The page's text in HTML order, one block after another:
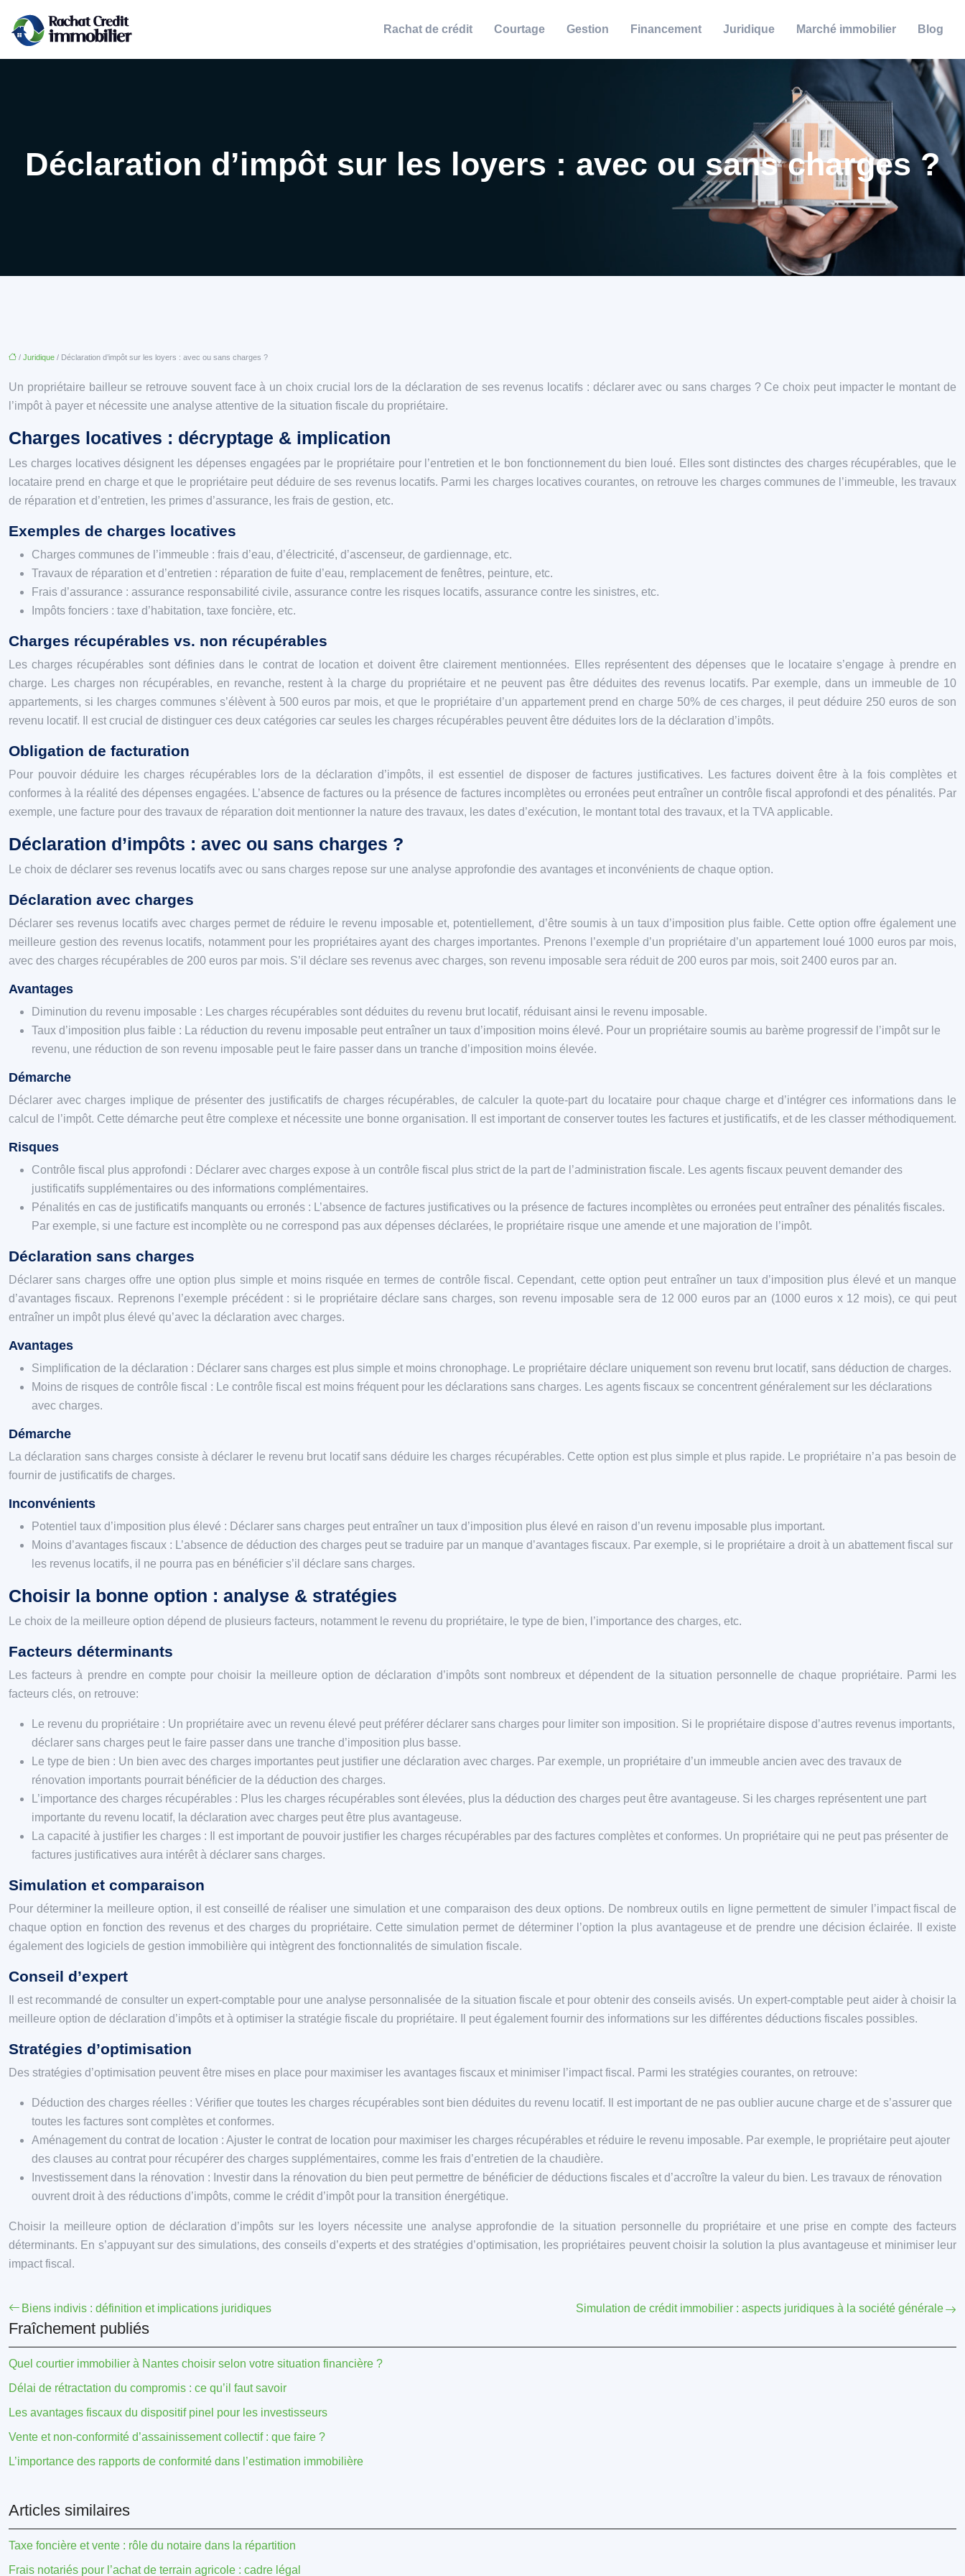
Rachat de crédit Courtage Gestion Financement Juridique Marché immobilier Blog
Déclaration d’impôt sur les loyers : avec ou sans charges ?
/ Juridique / Déclaration d’impôt sur les loyers : avec ou sans charges ?
Un propriétaire bailleur se retrouve souvent face à un choix crucial lors de la déclaration de ses revenus locatifs : déclarer avec ou sans charges ? Ce choix peut impacter le montant de
l’impôt à payer et nécessite une analyse attentive de la situation fiscale du propriétaire.
Charges locatives : décryptage & implication
Les charges locatives désignent les dépenses engagées par le propriétaire pour l’entretien et le bon fonctionnement du bien loué. Elles sont distinctes des charges récupérables, que le
locataire prend en charge et que le propriétaire peut déduire de ses revenus locatifs. Parmi les charges locatives courantes, on retrouve les charges communes de l’immeuble, les travaux
de réparation et d’entretien, les primes d’assurance, les frais de gestion, etc.
Exemples de charges locatives
Charges communes de l’immeuble : frais d’eau, d’électricité, d’ascenseur, de gardiennage, etc.
Travaux de réparation et d’entretien : réparation de fuite d’eau, remplacement de fenêtres, peinture, etc.
Frais d’assurance : assurance responsabilité civile, assurance contre les risques locatifs, assurance contre les sinistres, etc.
Impôts fonciers : taxe d’habitation, taxe foncière, etc.
Charges récupérables vs. non récupérables
Les charges récupérables sont définies dans le contrat de location et doivent être clairement mentionnées. Elles représentent des dépenses que le locataire s’engage à prendre en
charge. Les charges non récupérables, en revanche, restent à la charge du propriétaire et ne peuvent pas être déduites des revenus locatifs. Par exemple, dans un immeuble de 10
appartements, si les charges communes s’élèvent à 500 euros par mois, et que le propriétaire d’un appartement prend en charge 50% de ces charges, il peut déduire 250 euros de son
revenu locatif. Il est crucial de distinguer ces deux catégories car seules les charges récupérables peuvent être déduites lors de la déclaration d’impôts.
Obligation de facturation
Pour pouvoir déduire les charges récupérables lors de la déclaration d’impôts, il est essentiel de disposer de factures justificatives. Les factures doivent être à la fois complètes et
conformes à la réalité des dépenses engagées. L’absence de factures ou la présence de factures incomplètes ou erronées peut entraîner un contrôle fiscal approfondi et des pénalités. Par
exemple, une facture pour des travaux de réparation doit mentionner la nature des travaux, les dates d’exécution, le montant total des travaux, et la TVA applicable.
Déclaration d’impôts : avec ou sans charges ?
Le choix de déclarer ses revenus locatifs avec ou sans charges repose sur une analyse approfondie des avantages et inconvénients de chaque option.
Déclaration avec charges
Déclarer ses revenus locatifs avec charges permet de réduire le revenu imposable et, potentiellement, d’être soumis à un taux d’imposition plus faible. Cette option offre également une
meilleure gestion des revenus locatifs, notamment pour les propriétaires ayant des charges importantes. Prenons l’exemple d’un propriétaire d’un appartement loué 1000 euros par mois,
avec des charges récupérables de 200 euros par mois. S’il déclare ses revenus avec charges, son revenu imposable sera réduit de 200 euros par mois, soit 2400 euros par an.
Avantages
Diminution du revenu imposable : Les charges récupérables sont déduites du revenu brut locatif, réduisant ainsi le revenu imposable.
Taux d’imposition plus faible : La réduction du revenu imposable peut entraîner un taux d’imposition moins élevé. Pour un propriétaire soumis au barème progressif de l’impôt sur le
revenu, une réduction de son revenu imposable peut le faire passer dans un tranche d’imposition moins élevée.
Démarche
Déclarer avec charges implique de présenter des justificatifs de charges récupérables, de calculer la quote-part du locataire pour chaque charge et d’intégrer ces informations dans le
calcul de l’impôt. Cette démarche peut être complexe et nécessite une bonne organisation. Il est important de conserver toutes les factures et justificatifs, et de les classer méthodiquement.
Risques
Contrôle fiscal plus approfondi : Déclarer avec charges expose à un contrôle fiscal plus strict de la part de l’administration fiscale. Les agents fiscaux peuvent demander des
justificatifs supplémentaires ou des informations complémentaires.
Pénalités en cas de justificatifs manquants ou erronés : L’absence de factures justificatives ou la présence de factures incomplètes ou erronées peut entraîner des pénalités fiscales.
Par exemple, si une facture est incomplète ou ne correspond pas aux dépenses déclarées, le propriétaire risque une amende et une majoration de l’impôt.
Déclaration sans charges
Déclarer sans charges offre une option plus simple et moins risquée en termes de contrôle fiscal. Cependant, cette option peut entraîner un taux d’imposition plus élevé et un manque
d’avantages fiscaux. Reprenons l’exemple précédent : si le propriétaire déclare sans charges, son revenu imposable sera de 12 000 euros par an (1000 euros x 12 mois), ce qui peut
entraîner un impôt plus élevé qu’avec la déclaration avec charges.
Avantages
Simplification de la déclaration : Déclarer sans charges est plus simple et moins chronophage. Le propriétaire déclare uniquement son revenu brut locatif, sans déduction de charges.
Moins de risques de contrôle fiscal : Le contrôle fiscal est moins fréquent pour les déclarations sans charges. Les agents fiscaux se concentrent généralement sur les déclarations
avec charges.
Démarche
La déclaration sans charges consiste à déclarer le revenu brut locatif sans déduire les charges récupérables. Cette option est plus simple et plus rapide. Le propriétaire n’a pas besoin de
fournir de justificatifs de charges.
Inconvénients
Potentiel taux d’imposition plus élevé : Déclarer sans charges peut entraîner un taux d’imposition plus élevé en raison d’un revenu imposable plus important.
Moins d’avantages fiscaux : L’absence de déduction des charges peut se traduire par un manque d’avantages fiscaux. Par exemple, si le propriétaire a droit à un abattement fiscal sur
les revenus locatifs, il ne pourra pas en bénéficier s’il déclare sans charges.
Choisir la bonne option : analyse & stratégies
Le choix de la meilleure option dépend de plusieurs facteurs, notamment le revenu du propriétaire, le type de bien, l’importance des charges, etc.
Facteurs déterminants
Les facteurs à prendre en compte pour choisir la meilleure option de déclaration d’impôts sont nombreux et dépendent de la situation personnelle de chaque propriétaire. Parmi les
facteurs clés, on retrouve:
Le revenu du propriétaire : Un propriétaire avec un revenu élevé peut préférer déclarer sans charges pour limiter son imposition. Si le propriétaire dispose d’autres revenus importants,
déclarer sans charges peut le faire passer dans une tranche d’imposition plus basse.
Le type de bien : Un bien avec des charges importantes peut justifier une déclaration avec charges. Par exemple, un propriétaire d’un immeuble ancien avec des travaux de
rénovation importants pourrait bénéficier de la déduction des charges.
L’importance des charges récupérables : Plus les charges récupérables sont élevées, plus la déduction des charges peut être avantageuse. Si les charges représentent une part
importante du revenu locatif, la déclaration avec charges peut être plus avantageuse.
La capacité à justifier les charges : Il est important de pouvoir justifier les charges récupérables par des factures complètes et conformes. Un propriétaire qui ne peut pas présenter de
factures justificatives aura intérêt à déclarer sans charges.
Simulation et comparaison
Pour déterminer la meilleure option, il est conseillé de réaliser une simulation et une comparaison des deux options. De nombreux outils en ligne permettent de simuler l’impact fiscal de
chaque option en fonction des revenus et des charges du propriétaire. Cette simulation permet de déterminer l’option la plus avantageuse et de prendre une décision éclairée. Il existe
également des logiciels de gestion immobilière qui intègrent des fonctionnalités de simulation fiscale.
Conseil d’expert
Il est recommandé de consulter un expert-comptable pour une analyse personnalisée de la situation fiscale et pour obtenir des conseils avisés. Un expert-comptable peut aider à choisir la
meilleure option de déclaration d’impôts et à optimiser la stratégie fiscale du propriétaire. Il peut également fournir des informations sur les différentes déductions fiscales possibles.
Stratégies d’optimisation
Des stratégies d’optimisation peuvent être mises en place pour maximiser les avantages fiscaux et minimiser l’impact fiscal. Parmi les stratégies courantes, on retrouve:
Déduction des charges réelles : Vérifier que toutes les charges récupérables sont bien déduites du revenu locatif. Il est important de ne pas oublier aucune charge et de s’assurer que
toutes les factures sont complètes et conformes.
Aménagement du contrat de location : Ajuster le contrat de location pour maximiser les charges récupérables et réduire le revenu imposable. Par exemple, le propriétaire peut ajouter
des clauses au contrat pour récupérer des charges supplémentaires, comme les frais d’entretien de la chaudière.
Investissement dans la rénovation : Investir dans la rénovation du bien peut permettre de bénéficier de déductions fiscales et d’accroître la valeur du bien. Les travaux de rénovation
ouvrent droit à des réductions d’impôts, comme le crédit d’impôt pour la transition énergétique.
Choisir la meilleure option de déclaration d’impôts sur les loyers nécessite une analyse approfondie de la situation personnelle du propriétaire et une prise en compte des facteurs
déterminants. En s’appuyant sur des simulations, des conseils d’experts et des stratégies d’optimisation, les propriétaires peuvent choisir la solution la plus avantageuse et minimiser leur
impact fiscal.
Biens indivis : définition et implications juridiques Simulation de crédit immobilier : aspects juridiques à la société générale
Fraîchement publiés
Quel courtier immobilier à Nantes choisir selon votre situation financière ?
Délai de rétractation du compromis : ce qu’il faut savoir
Les avantages fiscaux du dispositif pinel pour les investisseurs
Vente et non-conformité d’assainissement collectif : que faire ?
L’importance des rapports de conformité dans l’estimation immobilière
Articles similaires
Taxe foncière et vente : rôle du notaire dans la répartition
Frais notariés pour l’achat de terrain agricole : cadre légal